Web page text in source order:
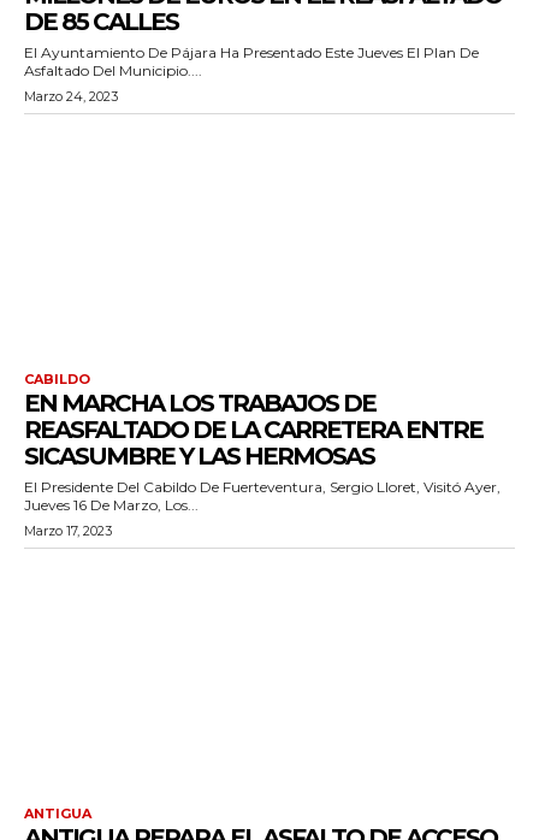
DE 85 CALLES
El Ayuntamiento De Pájara Ha Presentado Este Jueves El Plan De
Asfaltado Del Municipio....
Marzo 24, 2023
CABILDO
EN MARCHA LOS TRABAJOS DE
REASFALTADO DE LA CARRETERA ENTRE
SICASUMBRE Y LAS HERMOSAS
El Presidente Del Cabildo De Fuerteventura, Sergio Lloret, Visitó Ayer,
Jueves 16 De Marzo, Los...
Marzo 17, 2023
ANTIGUA